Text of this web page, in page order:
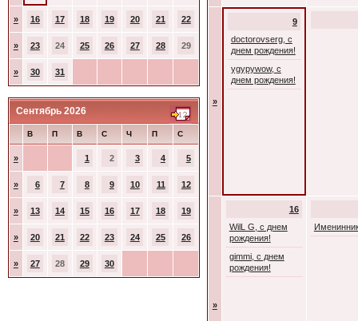
» 16 17 18 19 20 21 22
» 23 24 25 26 27 28 29
» 30 31
Сентябрь 2026
В П В С Ч П С
» 1 2 3 4 5
» 6 7 8 9 10 11 12
» 13 14 15 16 17 18 19
» 20 21 22 23 24 25 26
» 27 28 29 30
»
9
doctorovserg, с
днем рождения!
ygypywow, с
днем рождения!
»
16
WilL G, с днем
рождения!
gimmi, с днем
рождения!